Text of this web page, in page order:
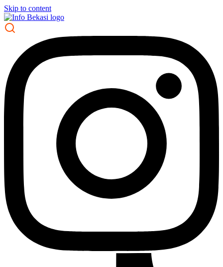
Skip to content